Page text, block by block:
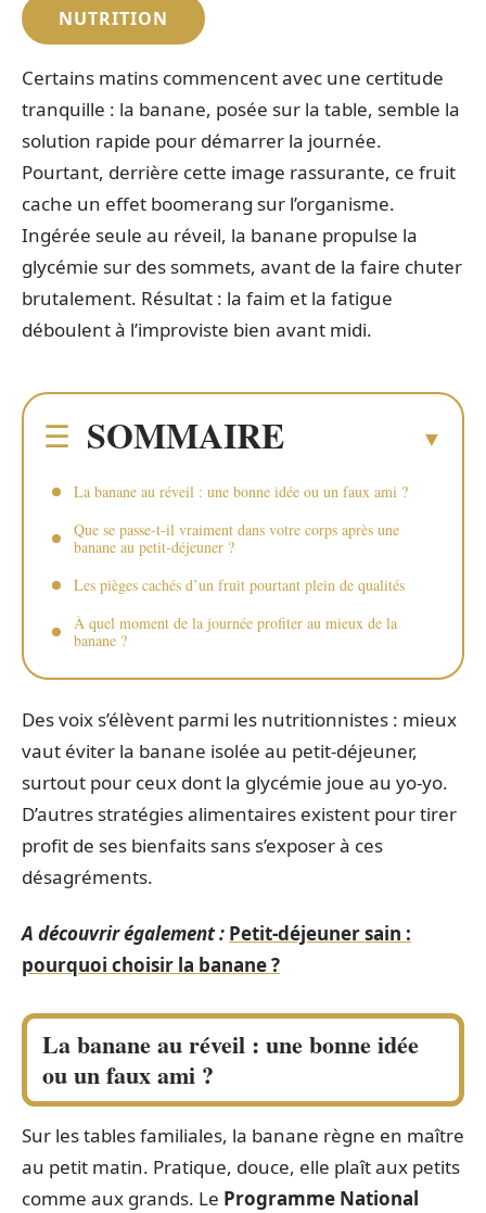
NUTRITION
Certains matins commencent avec une certitude
tranquille : la banane, posée sur la table, semble la
solution rapide pour démarrer la journée.
Pourtant, derrière cette image rassurante, ce fruit
cache un effet boomerang sur l’organisme.
Ingérée seule au réveil, la banane propulse la
glycémie sur des sommets, avant de la faire chuter
brutalement. Résultat : la faim et la fatigue
déboulent à l’improviste bien avant midi.
SOMMAIRE
La banane au réveil : une bonne idée ou un faux ami ?
Que se passe-t-il vraiment dans votre corps après une
banane au petit-déjeuner ?
Les pièges cachés d’un fruit pourtant plein de qualités
À quel moment de la journée profiter au mieux de la
banane ?
Des voix s’élèvent parmi les nutritionnistes : mieux
vaut éviter la banane isolée au petit-déjeuner,
surtout pour ceux dont la glycémie joue au yo-yo.
D’autres stratégies alimentaires existent pour tirer
profit de ses bienfaits sans s’exposer à ces
désagréments.
A découvrir également : Petit-déjeuner sain :
pourquoi choisir la banane ?
La banane au réveil : une bonne idée
ou un faux ami ?
Sur les tables familiales, la banane règne en maître
au petit matin. Pratique, douce, elle plaît aux petits
comme aux grands. Le Programme National